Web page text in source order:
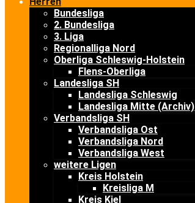
Bundesliga
2. Bundesliga
3. Liga
Regionalliga Nord
Oberliga Schleswig-Holstein
Flens-Oberliga
Landesliga SH
Landesliga Schleswig
Landesliga Mitte (Archiv)
Verbandsliga SH
Verbandsliga Ost
Verbandsliga Nord
Verbandsliga West
weitere Ligen
Kreis Holstein
Kreisliga M
Kreis Kiel